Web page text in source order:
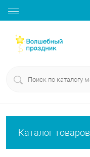
Каталог товаров